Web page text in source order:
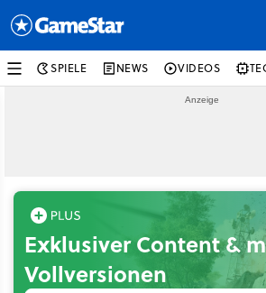
SPIELE NEWS VIDEOS
Exklusiver Content &
Vollversionen